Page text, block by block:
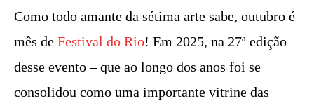
Como todo amante da sétima arte sabe, outubro é
mês de Festival do Rio! Em 2025, na 27ª edição
desse evento – que ao longo dos anos foi se
consolidou como uma importante vitrine das